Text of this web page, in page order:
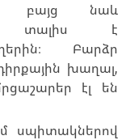
բայց նաև
տալիս է
Բարձր
խաղալ,
էլ են
սպիտակներով